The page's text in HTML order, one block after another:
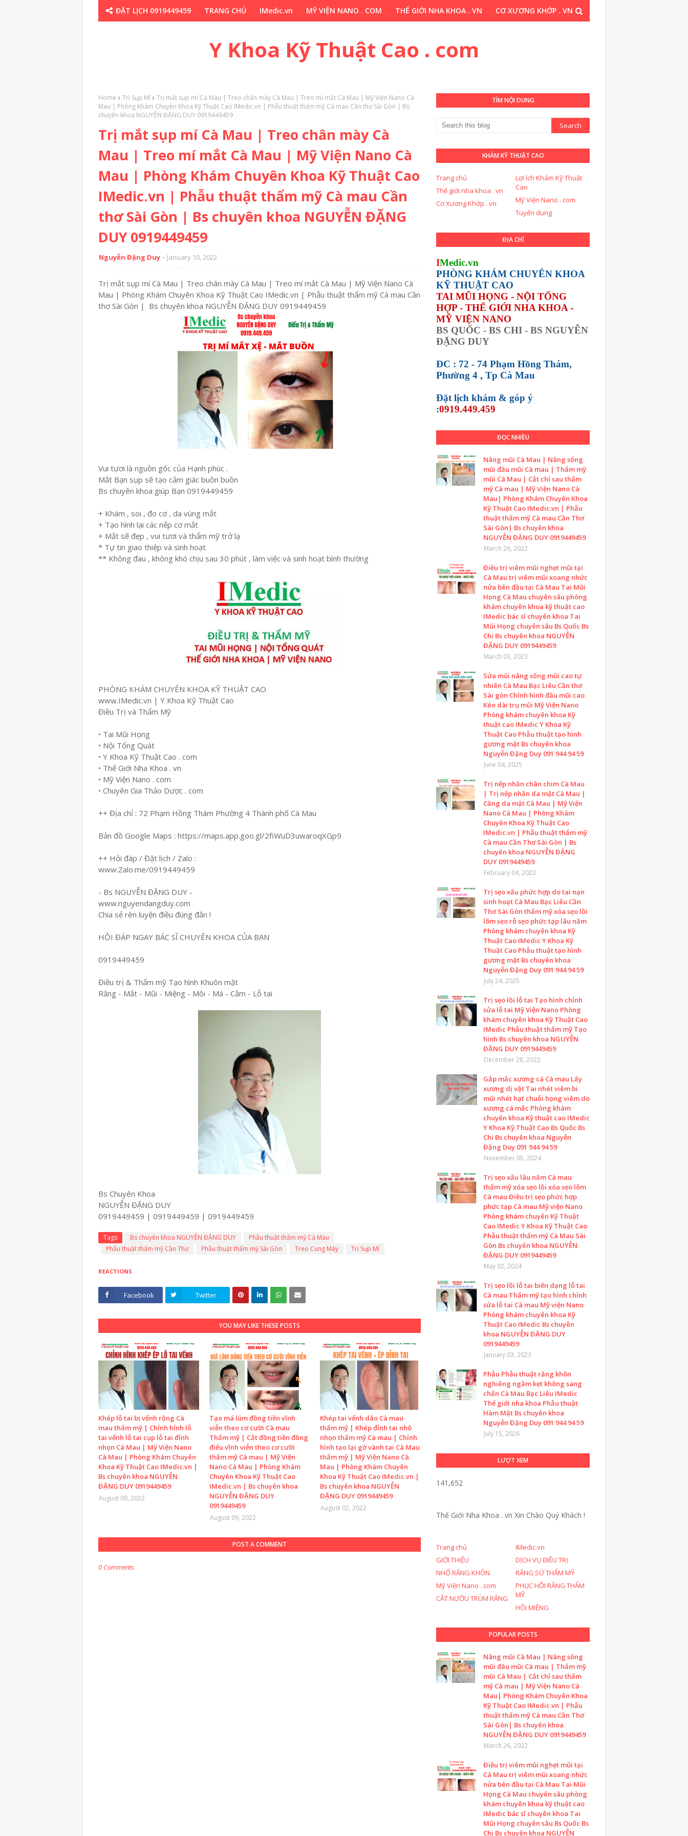
ĐẶT LỊCH 0919449459 TRANG CHỦ IMedic.vn MỸ VIỆN NANO . COM THẾ GIỚI NHA KHOA . VN CƠ XƯƠNG KHỚP . VN
Y Khoa Kỹ Thuật Cao . com
Home Trị Sụp Mí
Trị mắt sụp mí Cà Mau | Treo chân mày Cà Mau | Treo mí mắt Cà Mau | Mỹ Viện Nano Cà
Mau | Phòng Khám Chuyên Khoa Kỹ Thuật Cao IMedic.vn | Phẫu thuật thẩm mỹ Cà mau Cần thơ Sài Gòn | Bs
chuyên khoa NGUYỄN ĐẶNG DUY 0919449459
Trị mắt sụp mí Cà Mau | Treo chân mày Cà
Mau | Treo mí mắt Cà Mau | Mỹ Viện Nano Cà
Mau | Phòng Khám Chuyên Khoa Kỹ Thuật Cao
IMedic.vn | Phẫu thuật thẩm mỹ Cà mau Cần
thơ Sài Gòn | Bs chuyên khoa NGUYỄN ĐẶNG
DUY 0919449459
Nguyễn Đặng Duy January 10, 2022
Trị mắt sụp mí Cà Mau | Treo chân mày Cà Mau | Treo mí mắt Cà Mau | Mỹ Viện Nano Cà
Mau | Phòng Khám Chuyên Khoa Kỹ Thuật Cao IMedic.vn | Phẫu thuật thẩm mỹ Cà mau Cần
thơ Sài Gòn | Bs chuyên khoa NGUYỄN ĐẶNG DUY 0919449459
Vui tươi là nguồn gốc của Hạnh phúc .
Mắt Bạn sụp sẽ tạo cảm giác buồn buồn
Bs chuyên khoa giúp Bạn 0919449459
+ Khám , soi , đo cơ , da vùng mắt
+ Tạo hình lại các nếp cơ mắt
+ Mắt sẽ đẹp , vui tươi và thẩm mỹ trở lạ
* Tự tin giao thiệp và sinh hoạt
** Không đau , không khó chịu sau 30 phút , làm việc và sinh hoạt bình thường
PHÒNG KHÁM CHUYÊN KHOA KỸ THUẬT CAO
www.IMedic.vn | Y Khoa Kỹ Thuật Cao
Điều Trị và Thẩm Mỹ
• Tai Mũi Họng
• Nội Tổng Quát
• Y Khoa Kỹ Thuật Cao . com
• Thế Giới Nha Khoa . vn
• Mỹ Viện Nano . com
• Chuyên Gia Thảo Dược . com
++ Địa chỉ : 72 Phạm Hồng Thám Phường 4 Thành phố Cà Mau
Bản đồ Google Maps : https://maps.app.goo.gl/2fiWuD3uwaroqXGp9
++ Hỏi đáp / Đặt lịch / Zalo :
www.Zalo.me/0919449459
- Bs NGUYỄN ĐẶNG DUY -
www.nguyendangduy.com
Chia sẻ rèn luyện điều đúng đắn !
HỎI ĐÁP NGAY BÁC SĨ CHUYÊN KHOA CỦA BẠN
0919449459
Điều trị & Thẩm mỹ Tạo hình Khuôn mặt
Răng - Mắt - Mũi - Miệng - Môi - Má - Cằm - Lỗ tai
Bs Chuyên Khoa
NGUYỄN ĐẶNG DUY
0919449459 | 0919449459 | 0919449459
Tags Bs chuyên khoa NGUYỄN ĐẶNG DUY
Phẫu thuật thẩm mỹ Cà Mau
Phẫu thuật thẩm mỹ Cần Thơ
Phẫu thuật thẩm mỹ Sài Gòn Treo Cung Mày Trị Sụp Mí
REACTIONS
Facebook Twitter
YOU MAY LIKE THESE POSTS
Khép lỗ tai bị vểnh rộng Cà
mau thẩm mỹ | Chỉnh hỉnh lỗ
tai vểnh lỗ tai cụp lỗ tai đỉnh
nhọn Cà Mau | Mỹ Viện Nano
Cà Mau | Phòng Khám Chuyên
Khoa Kỹ Thuật Cao IMedic.vn |
Bs chuyên khoa NGUYỄN
ĐẶNG DUY 0919449459
August 09, 2022
Tạo má lúm đồng tiền vĩnh
viễn theo cơ cười Cà mau
Thẩm mỹ | Cắt đồng tiền đồng
điếu vĩnh viễn theo cơ cười
thẩm mỹ Cà mau | Mỹ Viện
Nano Cà Mau | Phòng Khám
Chuyên Khoa Kỹ Thuật Cao
IMedic.vn | Bs chuyên khoa
NGUYỄN ĐẶNG DUY
0919449459
August 09, 2022
Khép tai vểnh dão Cà mau
thẩm mỹ | Khép đỉnh tai nhô
nhọn thẩm mỹ Cà mau | Chỉnh
hình tạo lại gờ vành tai Cà Mau
thẩm mỹ | Mỹ Viện Nano Cà
Mau | Phòng Khám Chuyên
Khoa Kỹ Thuật Cao IMedic.vn |
Bs chuyên khoa NGUYỄN
ĐẶNG DUY 0919449459
August 02, 2022
POST A COMMENT
0 Comments
TÌM NỘI DUNG
KHÁM KỸ THUẬT CAO
Trang chủ
Lợi ích Khám Kỹ Thuật
Cao
Thế giới nha khoa . vn
Mỹ Viện Nano . com
Cơ Xương Khớp . vn
Tuyển dụng
ĐỊA CHỈ
IMedic.vn
PHÒNG KHÁM CHUYÊN KHOA
KỸ THUẬT CAO
TAI MŨI HỌNG - NỘI TỔNG
HỢP - THẾ GIỚI NHA KHOA -
MỸ VIỆN NANO
BS QUỐC - BS CHI - BS NGUYỄN
ĐẶNG DUY
ĐC : 72 - 74 Phạm Hồng Thám,
Phường 4 , Tp Cà Mau
Đặt lịch khám & góp ý
:0919.449.459
ĐỌC NHIỀU
Nâng mũi Cà Mau | Nâng sống
mũi đầu mũi Cà mau | Thẩm mỹ
mũi Cà Mau | Cắt chỉ sau thẩm
mỹ Cà mau | Mỹ Viện Nano Cà
Mau| Phòng Khám Chuyên Khoa
Kỹ Thuật Cao IMedic.vn | Phẫu
thuật thẩm mỹ Cà mau Cần Thơ
Sài Gòn| Bs chuyên khoa
NGUYỄN ĐẶNG DUY 0919449459
March 26, 2022
Điều trị viêm mũi nghẹt mũi tại
Cà Mau trị viêm mũi xoang nhức
nửa bên đầu tại Cà Mau Tai Mũi
Họng Cà Mau chuyên sâu phòng
khám chuyên khoa kỹ thuật cao
IMedic bác sĩ chuyên khoa Tai
Mũi Họng chuyên sâu Bs Quốc Bs
Chi Bs chuyên khoa NGUYỄN
ĐẶNG DUY 0919449459
March 03, 2023
Sửa mũi nâng sống mũi cao tự
nhiên Cà Mau Bạc Liêu Cần thơ
Sài gòn Chỉnh hình đầu mũi cao
Kéo dài trụ mũi Mỹ Viện Nano
Phòng khám chuyên khoa Kỹ
thuật cao IMedic Y Khoa Kỹ
Thuật Cao Phẫu thuật tạo hình
gương mặt Bs chuyên khoa
Nguyễn Đặng Duy 091 944 94 59
June 04, 2025
Trị nếp nhăn chân chim Cà Mau
| Trị nếp nhăn da mặt Cà Mau |
Căng da mặt Cà Mau | Mỹ Viện
Nano Cà Mau | Phòng Khám
Chuyên Khoa Kỹ Thuật Cao
IMedic.vn | Phẫu thuật thẩm mỹ
Cà mau Cần Thơ Sài Gòn | Bs
chuyên khoa NGUYỄN ĐẶNG
DUY 0919449459
February 04, 2022
Trị sẹo xấu phức hợp do tai nạn
sinh hoạt Cà Mau Bạc Liêu Cần
Thơ Sài Gòn thẩm mỹ xóa sẹo lồi
lõm sẹo rỗ sẹo phức tạp lâu năm
Phòng khám chuyên khoa Kỹ
Thuật Cao IMedic Y Khoa Kỹ
Thuật Cao Phẫu thuật tạo hình
gương mặt Bs chuyên khoa
Nguyễn Đặng Duy 091 944 94 59
July 24, 2025
Trị sẹo lồi lỗ tai Tạo hình chỉnh
sửa lỗ tai Mỹ Viện Nano Phòng
khám chuyên khoa Kỹ Thuật Cao
IMedic Phẫu thuật thẩm mỹ Tạo
hình Bs chuyên khoa NGUYỄN
ĐẶNG DUY 0919449459
December 28, 2022
Gắp mắc xương cá Cà mau Lấy
xương dị vật Tai nhét viêm bi
mũi nhét hạt chuỗi họng viêm do
xương cá mắc Phòng khám
chuyên khoa Kỹ thuật cao IMedic
Y Khoa Kỹ Thuật Cao Bs Quốc Bs
Chi Bs chuyên khoa Nguyễn
Đặng Duy 091 944 94 59
November 05, 2024
Trị sẹo xấu lâu năm Cà mau
thẩm mỹ xóa sẹo lồi xóa sẹo lõm
Cà mau Điều trị sẹo phức hợp
phức tạp Cà mau Mỹ viện Nano
Phòng khám chuyên Kỹ Thuật
Cao IMedic Y Khoa Kỹ Thuật Cao
Phẫu thuật thẩm mỹ Cà Mau Sài
Gòn Bs chuyên khoa NGUYỄN
ĐẶNG DUY 0919449459
May 02, 2024
Trị sẹo lồi lỗ tai biến dạng lỗ tai
Cà mau Thẩm mỹ tạo hình chỉnh
sửa lỗ tai Cà mau Mỹ viện Nano
Phòng khám chuyên khoa Kỹ
Thuật Cao IMedic Bs chuyên
khoa NGUYỄN ĐẶNG DUY
0919449459
January 03, 2023
Phẫu Phẫu thuật răng khôn
nghiêng ngầm kẹt không sang
chấn Cà Mau Bạc Liêu IMedic
Thế giới nha khoa Phẫu thuật
Hàm Mặt Bs chuyên khoa
Nguyễn Đặng Duy 091 944 94 59
July 15, 2026
LƯỢT XEM
141,652
Thế Giới Nha Khoa . vn Xin Chào Quý Khách !
Trang chủ
IMedic.vn
GIỚI THIỆU
DỊCH VỤ ĐIỀU TRỊ
NHỔ RĂNG KHÔN
RĂNG SỨ THẨM MỸ
Mỹ Viện Nano . com
PHỤC HỒI RĂNG THẨM
MỸ
CẮT NƯỚU TRÙM RĂNG
HÔI MIỆNG
POPULAR POSTS
Nâng mũi Cà Mau | Nâng sống
mũi đầu mũi Cà mau | Thẩm mỹ
mũi Cà Mau | Cắt chỉ sau thẩm
mỹ Cà mau | Mỹ Viện Nano Cà
Mau| Phòng Khám Chuyên Khoa
Kỹ Thuật Cao IMedic.vn | Phẫu
thuật thẩm mỹ Cà mau Cần Thơ
Sài Gòn| Bs chuyên khoa
NGUYỄN ĐẶNG DUY 0919449459
March 26, 2022
Điều trị viêm mũi nghẹt mũi tại
Cà Mau trị viêm mũi xoang nhức
nửa bên đầu tại Cà Mau Tai Mũi
Họng Cà Mau chuyên sâu phòng
khám chuyên khoa kỹ thuật cao
IMedic bác sĩ chuyên khoa Tai
Mũi Họng chuyên sâu Bs Quốc Bs
Chi Bs chuyên khoa NGUYỄN